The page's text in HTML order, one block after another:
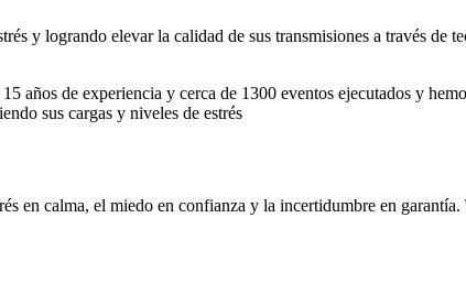
y logrando elevar la calidad de sus transmisiones a través de
años de experiencia y cerca de 1300 eventos ejecutados y
sus cargas y niveles de estrés
en calma, el miedo en confianza y la incertidumbre en